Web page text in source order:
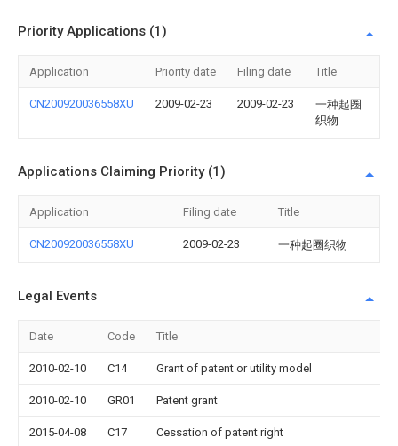
Priority Applications (1)
Application Priority date Filing date Title
CN200920036558XU 2009-02-23 2009-02-23
一种起圈
织物
Applications Claiming Priority (1)
Application Filing date Title
CN200920036558XU 2009-02-23 一种起圈织物
Legal Events
Date Code Title
2010-02-10 C14 Grant of patent or utility model
2010-02-10 GR01 Patent grant
2015-04-08 C17 Cessation of patent right